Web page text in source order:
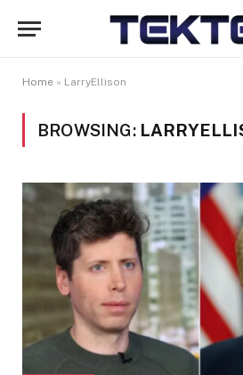
Home » LarryEllison
BROWSING: